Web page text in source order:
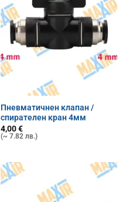
Пневматичнен клапан /
спирателен кран 4мм
4,00€
(~ 7.82 лв.)